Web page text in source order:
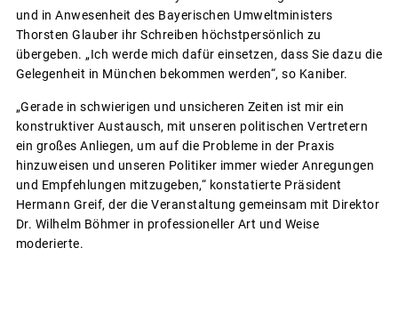
und in Anwesenheit des Bayerischen Umweltministers
Thorsten Glauber ihr Schreiben höchstpersönlich zu
übergeben. „Ich werde mich dafür einsetzen, dass Sie dazu die
Gelegenheit in München bekommen werden“, so Kaniber.
„Gerade in schwierigen und unsicheren Zeiten ist mir ein
konstruktiver Austausch, mit unseren politischen Vertretern
ein großes Anliegen, um auf die Probleme in der Praxis
hinzuweisen und unseren Politiker immer wieder Anregungen
und Empfehlungen mitzugeben,“ konstatierte Präsident
Hermann Greif, der die Veranstaltung gemeinsam mit Direktor
Dr. Wilhelm Böhmer in professioneller Art und Weise
moderierte.